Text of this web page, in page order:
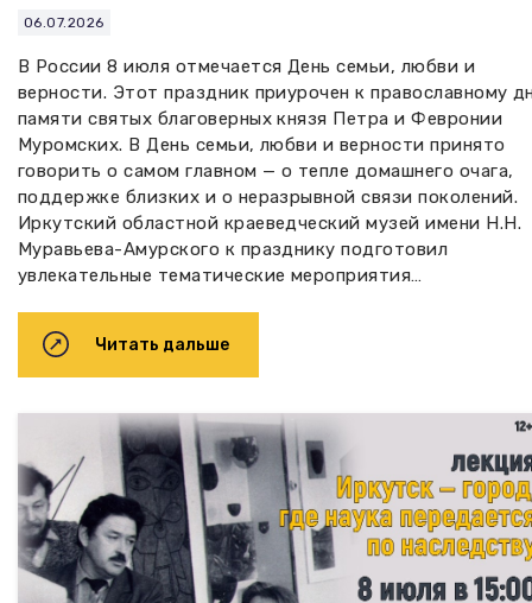
Дирекция
06.07.2026
В России 8 июля отмечается День семьи, любви и
верности. Этот праздник приурочен к православному
памяти святых благоверных князя Петра и Февронии
Муромских. В День семьи, любви и верности принято
говорить о самом главном — о тепле домашнего очага,
поддержке близких и о неразрывной связи поколений.
Иркутский областной краеведческий музей имени Н.Н.
Муравьева-Амурского к празднику подготовил
увлекательные тематические мероприятия…
Читать дальше